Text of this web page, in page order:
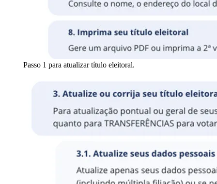
Passo 1 para atualizar título eleitoral.